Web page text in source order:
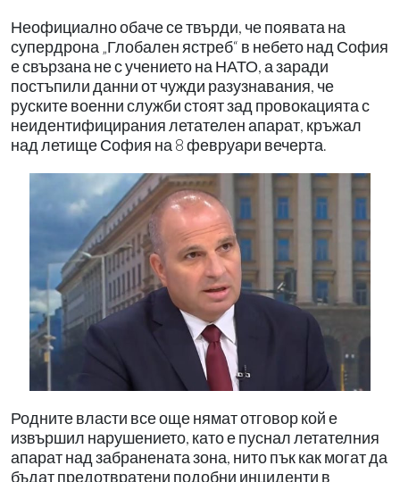
Неофициално обаче се твърди, че появата на
супердрона „Глобален ястреб“ в небето над София
е свързана не с учението на НАТО, а заради
постъпили данни от чужди разузнавания, че
руските военни служби стоят зад провокацията с
неидентифицирания летателен апарат, кръжал
над летище София на 8 февруари вечерта.
Родните власти все още нямат отговор кой е
извършил нарушението, като е пуснал летателния
апарат над забранената зона, нито пък как могат да
бъдат предотвратени подобни инциденти в